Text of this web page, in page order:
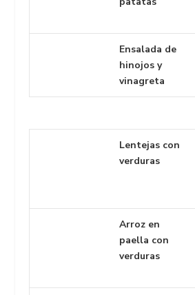
Ensalada de
hinojos y
vinagreta
Lentejas con
verduras
Arroz en
paella con
verduras